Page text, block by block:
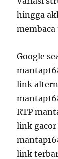
hingga
Google
link
RTP
link gacor
link